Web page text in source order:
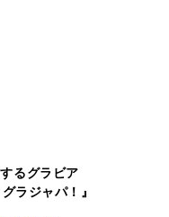
るグラビア
ラジャパ！』